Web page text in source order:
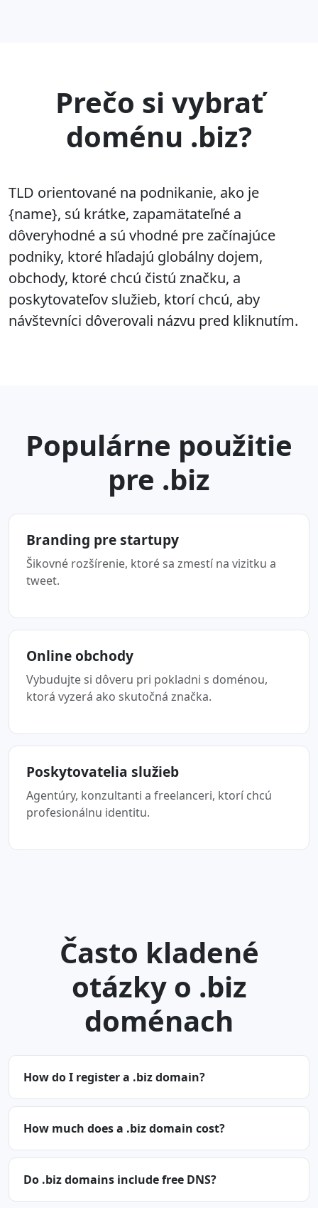
Prečo si vybrať
doménu .biz?
TLD orientované na podnikanie, ako je
{name}, sú krátke, zapamätateľné a
dôveryhodné a sú vhodné pre začínajúce
podniky, ktoré hľadajú globálny dojem,
obchody, ktoré chcú čistú značku, a
poskytovateľov služieb, ktorí chcú, aby
návštevníci dôverovali názvu pred kliknutím.
Populárne použitie
pre .biz
Branding pre startupy
Šikovné rozšírenie, ktoré sa zmestí na vizitku a
tweet.
Online obchody
Vybudujte si dôveru pri pokladni s doménou,
ktorá vyzerá ako skutočná značka.
Poskytovatelia služieb
Agentúry, konzultanti a freelanceri, ktorí chcú
profesionálnu identitu.
Často kladené
otázky o .biz
doménach
How do I register a .biz domain?
How much does a .biz domain cost?
Do .biz domains include free DNS?